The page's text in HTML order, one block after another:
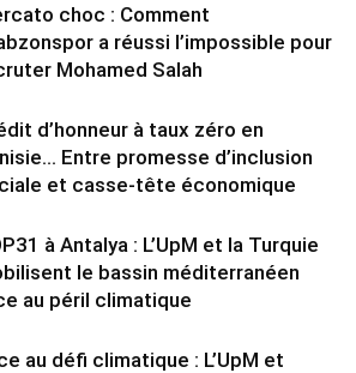
choc : Comment
a réussi l’impossible pour
Mohamed Salah
d’honneur à taux zéro en
Entre promesse d’inclusion
et casse-tête économique
à Antalya : L’UpM et la Turquie
le bassin méditerranéen
au péril climatique
au défi climatique : L’UpM et